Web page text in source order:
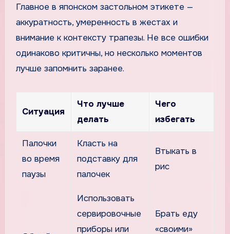
Главное в японском застольном этикете —
аккуратность, умеренность в жестах и
внимание к контексту трапезы. Не все ошибки
одинаково критичны, но несколько моментов
лучше запомнить заранее.
Ситуация
Что лучше
делать
Чего
избегать
Палочки
во время
паузы
Класть на
подставку для
палочек
Втыкать в
рис
Использовать
сервировочные
приборы или
Брать еду
«своими»